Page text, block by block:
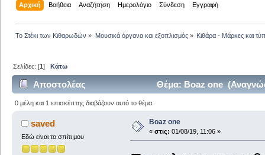
Αρχική Βοήθεια Αναζήτηση Ημερολόγιο Σύνδεση Εγγραφή
Το Στέκι των Κιθαρωδών » Μουσικά όργανα και εξοπλισμός» Κιθάρα - Μάρκες και
Σελίδες: [1]Κάτω
Αποστολέας Θέμα: Boaz one
0 μέλη και 1 επισκέπτης διαβάζουν αυτό το θέμα.
saved
Εδώ είναι το σπίτι μου
Boaz one
« στις: 01/08/19, 11:06 »